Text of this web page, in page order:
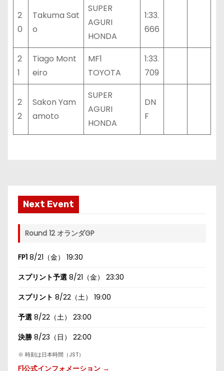
2
0
Takuma Sat
o
SUPER
AGURI
HONDA
1:33.
666
2
1
Tiago Mont
eiro
MF1
TOYOTA
1:33.
709
2
2
Sakon Yam
amoto
SUPER
AGURI
HONDA
DN
F
Next Event
Round 12 オランダGP
FP1 8/21（金） 19:30
スプリント予選 8/21（金） 23:30
スプリント 8/22（土） 19:00
予選 8/22（土） 23:00
決勝 8/23（日） 22:00
※ 時刻は日本時間（JST）
F1公式インフォメーション →